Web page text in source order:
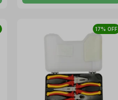
17% OFF